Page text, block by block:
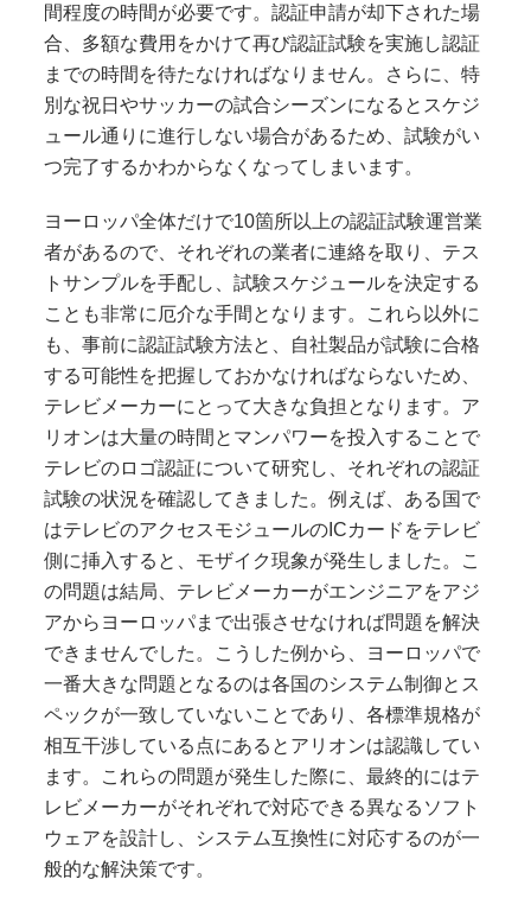
間程度の時間が必要です。認証申請が却下された場
合、多額な費用をかけて再び認証試験を実施し認証
までの時間を待たなければなりません。さらに、特
別な祝日やサッカーの試合シーズンになるとスケジ
ュール通りに進行しない場合があるため、試験がい
つ完了するかわからなくなってしまいます。
ヨーロッパ全体だけで10箇所以上の認証試験運営業
者があるので、それぞれの業者に連絡を取り、テス
トサンプルを手配し、試験スケジュールを決定する
ことも非常に厄介な手間となります。これら以外に
も、事前に認証試験方法と、自社製品が試験に合格
する可能性を把握しておかなければならないため、
テレビメーカーにとって大きな負担となります。ア
リオンは大量の時間とマンパワーを投入することで
テレビのロゴ認証について研究し、それぞれの認証
試験の状況を確認してきました。例えば、ある国で
はテレビのアクセスモジュールの ICカードをテレビ
側に挿入すると、モザイク現象が発生しました。こ
の問題は結局、テレビメーカーがエンジニアをアジ
アからヨーロッパまで出張させなければ問題を解決
できませんでした。こうした例から、ヨーロッパで
一番大きな問題となるのは各国のシステム制御とス
ペックが一致していないことであり、各標準規格が
相互干渉している点にあるとアリオンは認識してい
ます。これらの問題が発生した際に、最終的にはテ
レビメーカーがそれぞれで対応できる異なるソフト
ウェアを設計し、システム互換性に対応するのが一
般的な解決策です。